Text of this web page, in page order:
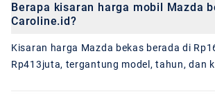
Berapa kisaran harga mobil Mazda
Caroline.id?
Kisaran harga Mazda bekas berada di
Rp413juta, tergantung model, tahun, dan